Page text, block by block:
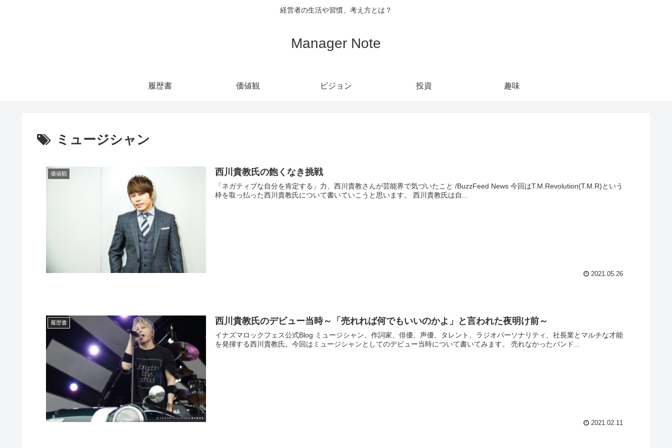
経営者の生活や習慣、考え方とは？
Manager Note
履歴書 価値観 ビジョン 投資 趣味
ミュージシャン
価値観 西川貴教氏の飽くなき挑戦
「ネガティブな自分を肯定する」力、西川貴教さんが芸能界で気づいたこと /BuzzFeed News 今回はT.M.Revolution(T.M.R)という
枠を取っ払った西川貴教氏について書いていこうと思います。 西川貴教氏は自...
2021.05.26
履歴書 西川貴教氏のデビュー当時～「売れれば何でもいいのかよ」と言われた夜明け前～
イナズマロックフェス公式Blog ミュージシャン、作詞家、俳優、声優、タレント、ラジオパーソナリティ、社長業とマルチな才能
を発揮する西川貴教氏。今回はミュージシャンとしてのデビュー当時について書いてみます。 売れなかったバンド...
2021.02.11